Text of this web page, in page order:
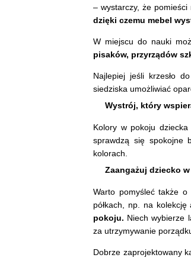
– wystarczy, że pomieści
dzięki czemu mebel
W miejscu do nauki
pisaków, przyrządów
Najlepiej jeśli krzesło
siedziska umożliwiać
Wystrój, który
Kolory w pokoju
sprawdzą się spokojne
kolorach.
Zaangażuj dziecko
Warto pomyśleć także o
półkach, np. na
pokoju. Niech wybierze
za utrzymywanie
Dobrze zaprojektowany